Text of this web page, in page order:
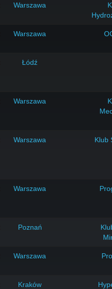
Warszawa
Warszawa
Łódź
Warszawa
Warszawa Klub
Warszawa
Poznań
Warszawa
Kraków